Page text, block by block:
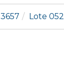
Lote 052